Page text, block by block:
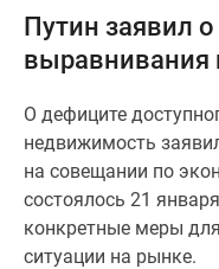
новостройки
Новостройки
Специальные
предложения
Коммерческие
помещения
Продавцы
Путин заявил
выравнивания
О дефиците
недвижимость
на совещании по
состоялось 21
конкретные меры
ситуации на рынке.